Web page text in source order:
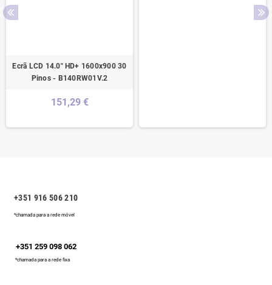
Ecrã LCD 14.0" HD+ 1600x900 30
Pinos - B140RW01V.2
151,29 €
+351 916 506 210
*chamada para a rede móvel
+351 259 098 062
*chamada para a rede fixa